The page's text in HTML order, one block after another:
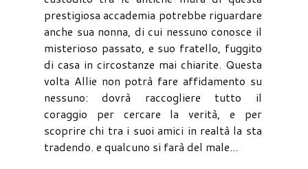
prestigiosa accademia potrebbe riguardare
anche sua nonna, di cui nessuno conosce il
misterioso passato, e suo fratello, fuggito
di casa in circostanze mai chiarite. Questa
volta Allie non potrà fare affidamento su
nessuno: dovrà raccogliere tutto il
coraggio per cercare la verità, e per
scoprire chi tra i suoi amici in realtà la sta
tradendo. e qualcuno si farà del male...